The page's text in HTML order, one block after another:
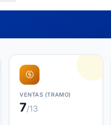
VENTAS (TRAMO)
7/13